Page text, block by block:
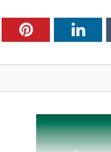
Pinterest